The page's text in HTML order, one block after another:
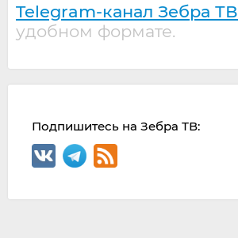
Telegram-канал Зебра ТВ
удобном формате.
Подпишитесь на Зебра ТВ: